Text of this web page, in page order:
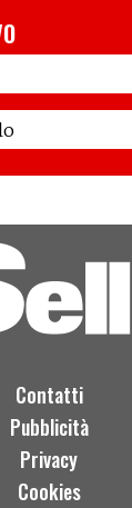
Contatti
Pubblicità
Privacy
Cookies